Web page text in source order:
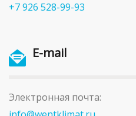
+7 926 528-99-93
E-mail
Электронная почта: